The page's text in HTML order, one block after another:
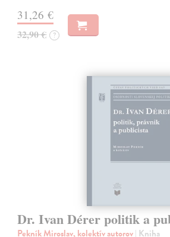
31,26 €
32,90 € ?
Dr. Ivan Dérer politik a
Pekník Miroslav, kolektív autorov| Kniha